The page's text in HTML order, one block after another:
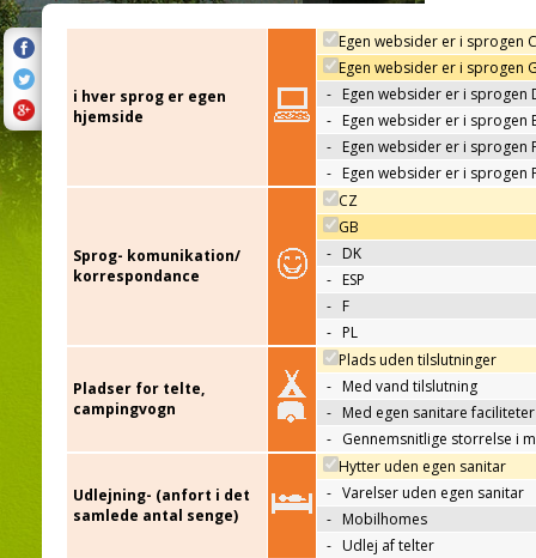
i hver sprog er egen
hjemside
Egen websider er i sprogen
Egen websider er i sprogen
- Egen websider er i sprogen
- Egen websider er i sprogen
- Egen websider er i sprogen
- Egen websider er i sprogen
Sprog- komunikation/
korrespondance
CZ
GB
- DK
- ESP
- F
- PL
Pladser for telte,
campingvogn
Plads uden tilslutninger
- Med vand tilslutning
- Med egen sanitare faciliteter
- Gennemsnitlige storrelse i
Udlejning- (anfort i det
samlede antal senge)
Hytter uden egen sanitar
- Varelser uden egen sanitar
- Mobilhomes
- Udlej af telter